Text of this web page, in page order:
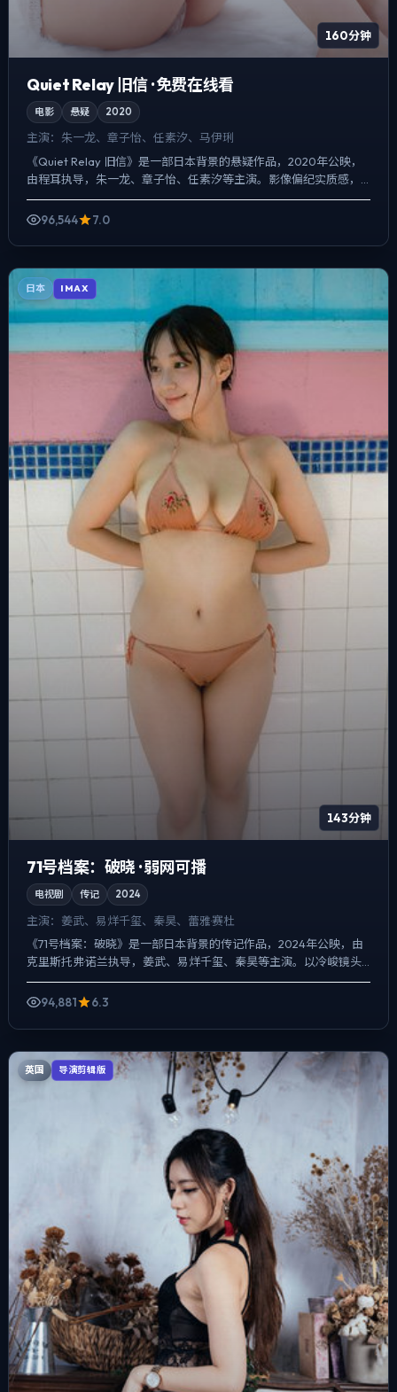
160分钟
Quiet Relay 旧信 · 免费在线看
电影 悬疑 2020
主演： 朱一龙、章子怡、任素汐、马伊琍
《Quiet Relay 旧信》是一部日本背景的悬疑作品，2020年公映，
由程耳执导，朱一龙、章子怡、任素汐等主演。影像偏纪实质感，
手持与固定机位交替出现，一场意外成为切口，牵...
96,544
7.0
日本 IMAX
143分钟
71号档案：破晓 · 弱网可播
电视剧 传记 2024
主演： 姜武、易烊千玺、秦昊、蕾雅·赛杜
《71号档案：破晓》是一部日本背景的传记作品，2024年公映，由
克里斯托弗·诺兰执导，姜武、易烊千玺、秦昊等主演。以冷峻镜头
对准普通人的抉择瞬间，冲突并非来自夸张奇观，而来自信...
94,881
6.3
英国 导演剪辑版